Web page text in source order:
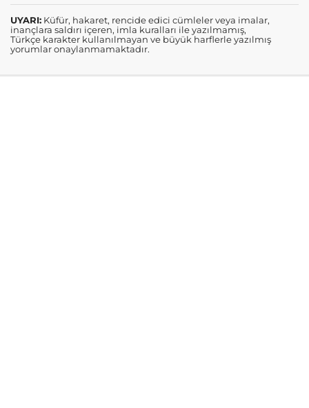
UYARI: Küfür, hakaret, rencide edici cümleler veya imalar,
inançlara saldırı içeren, imla kuralları ile yazılmamış,
Türkçe karakter kullanılmayan ve büyük harflerle yazılmış
yorumlar onaylanmamaktadır.